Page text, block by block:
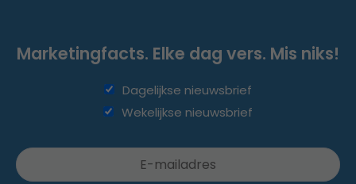
Marketingfacts. Elke dag vers. Mis niks!
Dagelijkse nieuwsbrief
Wekelijkse nieuwsbrief